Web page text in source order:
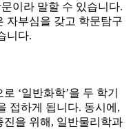
이라 말할 수 있습니다.
자부심을 갖고 학문탐구
니다.
‘일반화학’을 두 학기
접하게 됩니다. 동시에,
을 위해, 일반물리학과